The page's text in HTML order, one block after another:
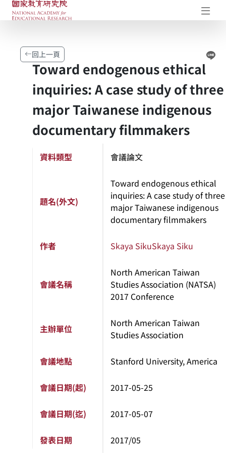
國家教育研究院-研究成果典藏庫
回上一頁
Toward endogenous ethical
inquiries: A case study of three
major Taiwanese indigenous
documentary filmmakers
資料類型 會議論文
題名(外文)
Toward endogenous ethical
inquiries: A case study of three
major Taiwanese indigenous
documentary filmmakers
作者 Skaya SikuSkaya Siku
會議名稱
North American Taiwan
Studies Association (NATSA)
2017 Conference
主辦單位
North American Taiwan
Studies Association
會議地點 Stanford University, America
會議日期(起) 2017-05-25
會議日期(迄) 2017-05-07
發表日期 2017/05